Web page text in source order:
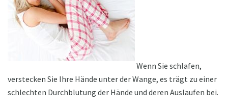
Wenn Sie schlafen,
verstecken Sie Ihre Hände unter der Wange, es trägt zu einer
schlechten Durchblutung der Hände und deren Auslaufen bei.